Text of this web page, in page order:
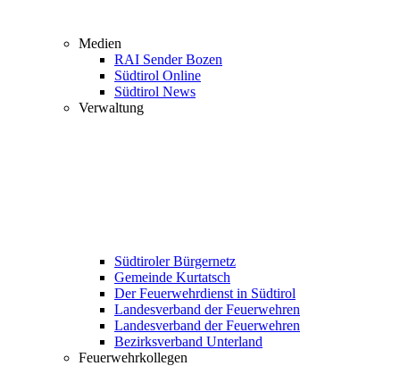
Medien
RAI Sender Bozen
Südtirol Online
Südtirol News
Verwaltung
Südtiroler Bürgernetz
Gemeinde Kurtatsch
Der Feuerwehrdienst in Südtirol
Landesverband der Feuerwehren
Landesverband der Feuerwehren
Bezirksverband Unterland
Feuerwehrkollegen